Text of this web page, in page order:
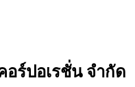
อร์ปอเรชั่น จำกัด